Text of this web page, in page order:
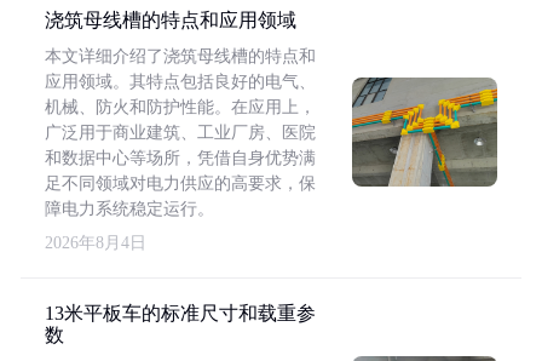
浇筑母线槽的特点和应用领域
本文详细介绍了浇筑母线槽的特点和
应用领域。其特点包括良好的电气、
机械、防火和防护性能。在应用上，
广泛用于商业建筑、工业厂房、医院
和数据中心等场所，凭借自身优势满
足不同领域对电力供应的高要求，保
障电力系统稳定运行。
2026年8月4日
13米平板车的标准尺寸和载重参
数